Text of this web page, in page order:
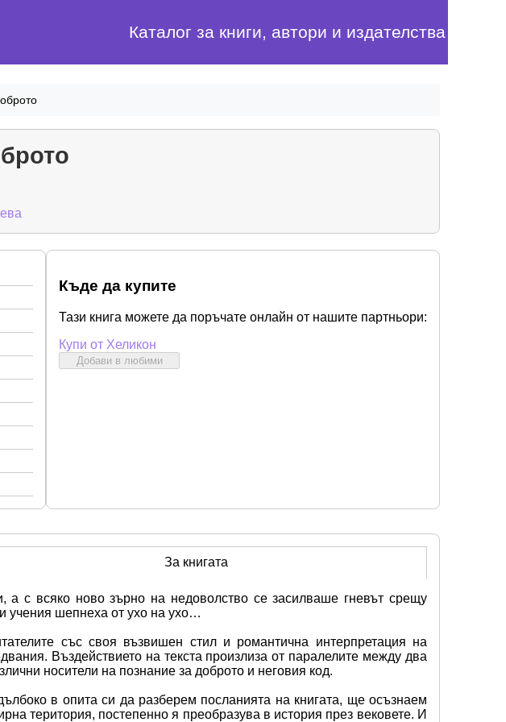
Каталог за книги, автори и издателства
Къде да купите
Тази книга можете да поръчате онлайн от нашите партньори:
Купи от Хеликон
Добави в любими
За книгата
с всяко ново зърно на недоволство се засилваше гневът срещу
учения шепнеха от ухо на ухо…
със своя възвишен стил и романтична интерпретация на
Въздействието на текста произлиза от паралелите между два
носители на познание за доброто и неговия код.
в опита си да разберем посланията на книгата, ще осъзнаем
територия, постепенно я преобразува в история през вековете. И